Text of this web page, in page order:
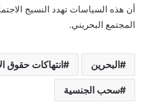
أن هذه السياسات تهدد النسيج
المجتمع البحريني.
البحرين انتهاكات حقوق
سحب الجنسية